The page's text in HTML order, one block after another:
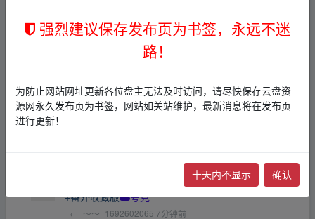
极地特快2160premux(2004) 香港
← ～～_1692602065 4分钟前
【电影】3D极地特快.(2004)
← ～～_1692602065 4分钟前
爱情公寓系列1-5季全集4K2160P无水印附电影版
+番外收藏版
夸克
← ～～_1692602065 7分钟前
强烈建议保存发布页为书签，永远不迷
路！
为防止网站网址更新各位盘主无法及时访问，请尽快保存云盘资
源网永久发布页为书签，网站如关站维护，最新消息将在发布页
进行更新！
十天内不显示 确认